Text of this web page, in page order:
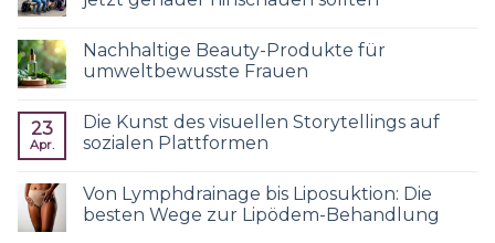
Nachhaltige Beauty-Produkte für
umweltbewusste Frauen
23
Apr.
Die Kunst des visuellen Storytellings auf
sozialen Plattformen
Von Lymphdrainage bis Liposuktion: Die
besten Wege zur Lipödem-Behandlung